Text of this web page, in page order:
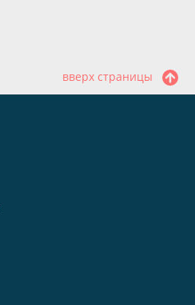
вверх страницы